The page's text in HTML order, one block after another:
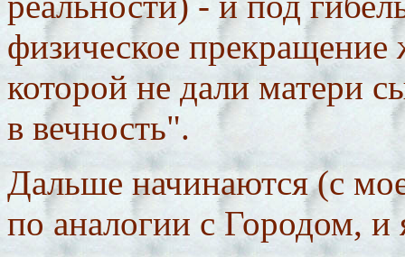
физическое прекращение
которой не дали матери
в вечность".
Дальше начинаются (с
по аналогии с Городом, и